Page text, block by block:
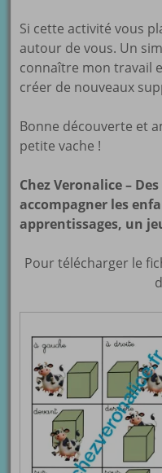
Si cette activité vous
autour de vous. Un
connaître mon travail
créer de nouveaux
Bonne découverte et
petite vache !
Chez Veronalice –
accompagner les
apprentissages, un
Pour télécharger le